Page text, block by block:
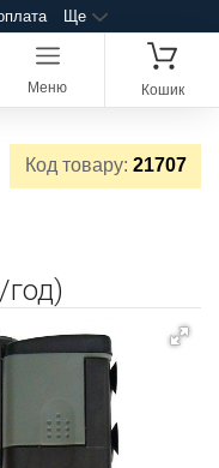
Ще
Меню Кошик
Код товару: 21707
год)